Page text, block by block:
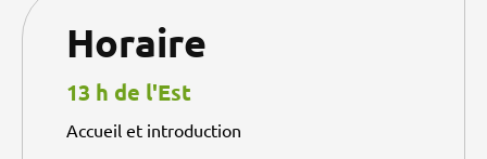
Horaire
13 h de l'Est
Accueil et introduction